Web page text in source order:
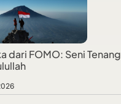
dari FOMO: Seni Tenang